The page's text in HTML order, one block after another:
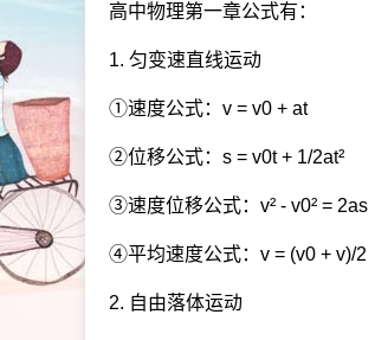
高中物理第一章公式有：
1. 匀变速直线运动
①速度公式：v = v0 + at
②位移公式：s = v0t + 1/2at²
③速度位移公式：v² - v0² = 2as
④平均速度公式：v = (v0 + v)/2
2. 自由落体运动